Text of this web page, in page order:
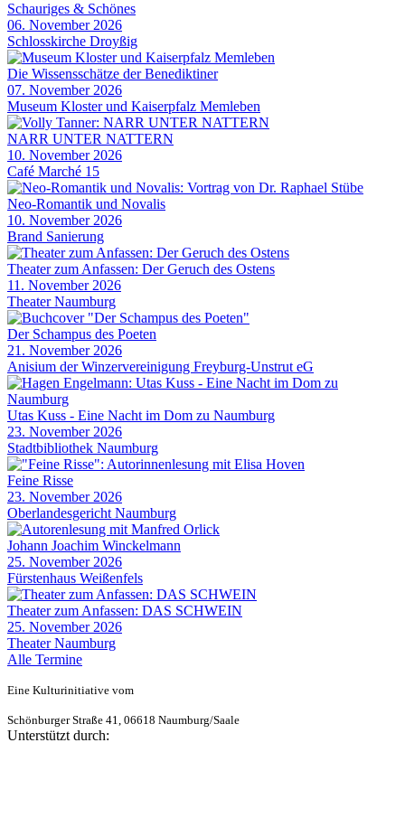
Schauriges & Schönes
06. November 2026
Schlosskirche Droyßig
Die Wissensschätze der Benediktiner
07. November 2026
Museum Kloster und Kaiserpfalz Memleben
NARR UNTER NATTERN
10. November 2026
Café Marché 15
Neo-Romantik und Novalis
10. November 2026
Brand Sanierung
Theater zum Anfassen: Der Geruch des Ostens
11. November 2026
Theater Naumburg
Der Schampus des Poeten
21. November 2026
Anisium der Winzervereinigung Freyburg-Unstrut eG
Utas Kuss - Eine Nacht im Dom zu Naumburg
23. November 2026
Stadtbibliothek Naumburg
Feine Risse
23. November 2026
Oberlandesgericht Naumburg
Johann Joachim Winckelmann
25. November 2026
Fürstenhaus Weißenfels
Theater zum Anfassen: DAS SCHWEIN
25. November 2026
Theater Naumburg
Alle Termine
Eine Kulturinitiative vom
Schönburger Straße 41, 06618 Naumburg/Saale
Unterstützt durch: